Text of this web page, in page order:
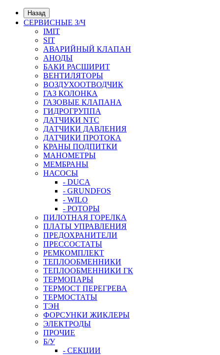
Назад
СЕРВИСНЫЕ З/Ч
IMIT
SIT
АВАРИЙНЫЙ КЛАПАН
АНОДЫ
БАКИ РАСШИРИТ
ВЕНТИЛЯТОРЫ
ВОЗДУХООТВОДЧИК
ГАЗ КОЛОНКА
ГАЗОВЫЕ КЛАПАНА
ГИДРОГРУППА
ДАТЧИКИ NTC
ДАТЧИКИ ДАВЛЕНИЯ
ДАТЧИКИ ПРОТОКА
КРАНЫ ПОДПИТКИ
МАНОМЕТРЫ
МЕМБРАНЫ
НАСОСЫ
- DUCA
- GRUNDFOS
- WILO
- РОТОРЫ
ПИЛОТНАЯ ГОРЕЛКА
ПЛАТЫ УПРАВЛЕНИЯ
ПРЕДОХРАНИТЕЛИ
ПРЕССОСТАТЫ
РЕМКОМПЛЕКТ
ТЕПЛООБМЕННИКИ
ТЕПЛООБМЕННИКИ ГК
ТЕРМОПАРЫ
ТЕРМОСТ ПЕРЕГРЕВА
ТЕРМОСТАТЫ
ТЭН
ФОРСУНКИ ЖИКЛЕРЫ
ЭЛЕКТРОДЫ
ПРОЧИЕ
Б/У
- СЕКЦИИ